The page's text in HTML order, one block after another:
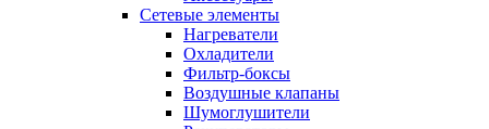
Сетевые элементы
Нагреватели
Охладители
Фильтр-боксы
Воздушные клапаны
Шумоглушители